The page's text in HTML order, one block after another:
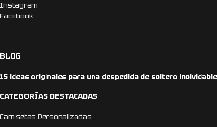
Instagram
Facebook
BLOG
15 ideas originales para una despedida de soltero inolvidable
CATEGORÍAS DESTACADAS
Camisetas Personalizadas